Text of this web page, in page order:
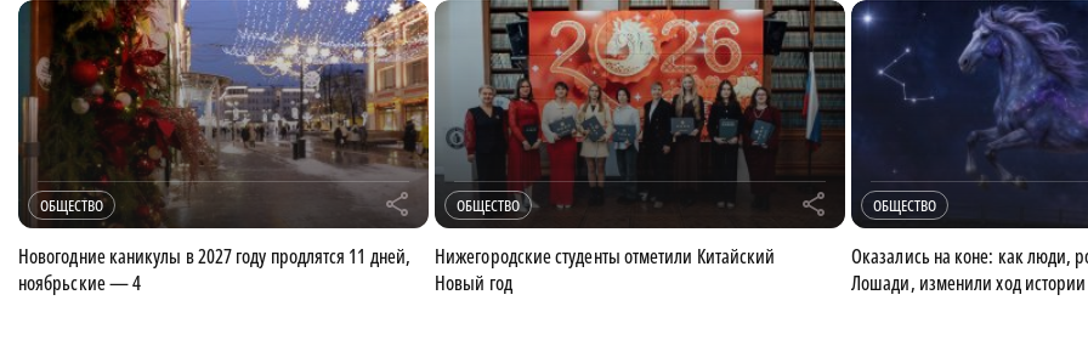
ОБЩЕСТВО r
Новогодние каникулы в 2027 году продлятся 11 дней,
ноябрьские — 4
ОБЩЕСТВО r
Нижегородские студенты отметили Китайский
Новый год
ОБЩЕСТВО
Оказались на коне: как люди,
Лошади, изменили ход истории